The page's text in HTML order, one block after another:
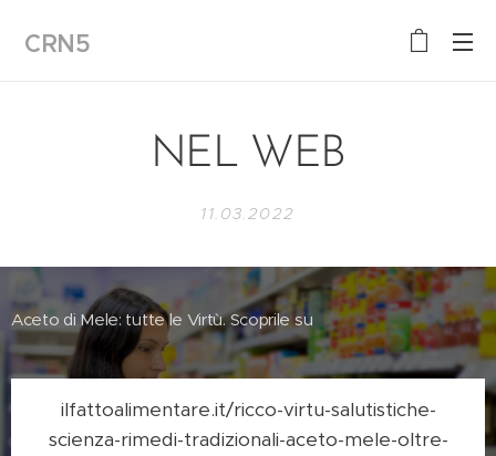
CRN5
NEL WEB
11.03.2022
Aceto di Mele: tutte le Virtù. Scoprile su
ilfattoalimentare.it/ricco-virtu-salutistiche-
scienza-rimedi-tradizionali-aceto-mele-oltre-